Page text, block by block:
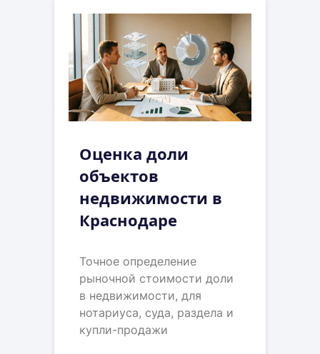
Оценка доли
объектов
недвижимости в
Краснодаре
Точное определение
рыночной стоимости доли
в недвижимости, для
нотариуса, суда, раздела и
купли-продажи